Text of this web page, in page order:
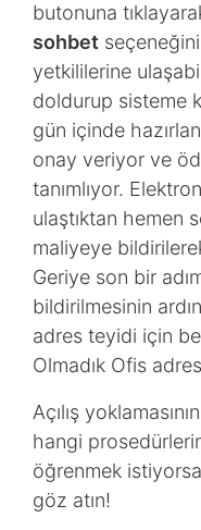
butonuna
sohbet
yetkililerine
doldurup sisteme
gün içinde
onay veriyor ve
tanımlıyor.
ulaştıktan hemen
maliyeye
Geriye son bir
bildirilmesinin
adres teyidi için
Olmadık Ofis
Açılış
hangi
öğrenmek
göz atın!